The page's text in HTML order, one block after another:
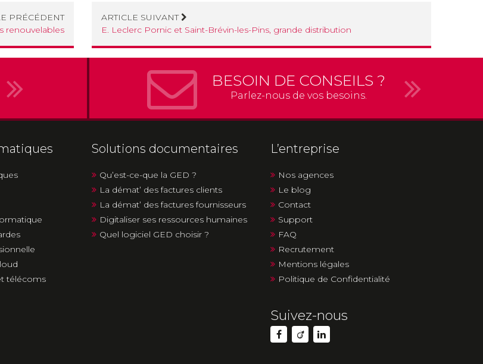
PRÉCÉDENT
renouvelables
ARTICLE SUIVANT
E. Leclerc Pornic et Saint-Brévin-les-Pins, grande distribution
BESOIN DE CONSEILS ?
Parlez-nous de vos besoins.
télécoms
Solutions documentaires
Qu’est-ce-que la GED ?
La démat’ des factures clients
La démat’ des factures fournisseurs
Digitaliser ses ressources humaines
Quel logiciel GED choisir ?
L’entreprise
Nos agences
Le blog
Contact
Support
FAQ
Recrutement
Mentions légales
Politique de Confidentialité
Suivez-nous
Suivez-Suivez-Suivez-